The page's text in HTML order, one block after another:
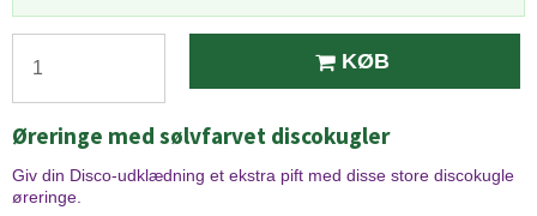
KØB
Øreringe med sølvfarvet discokugler
Giv din Disco-udklædning et ekstra pift med disse store discokugle
øreringe.